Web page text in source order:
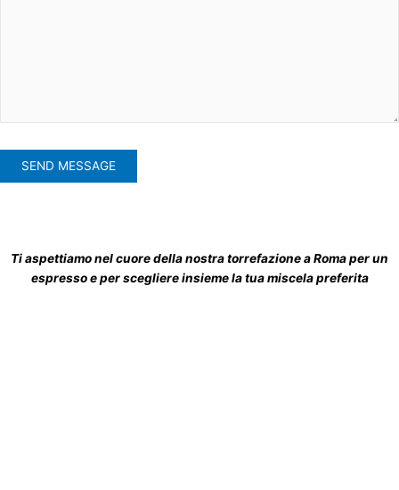
Ti aspettiamo nel cuore della nostra torrefazione a Roma per un
espresso e per scegliere insieme la tua miscela preferita